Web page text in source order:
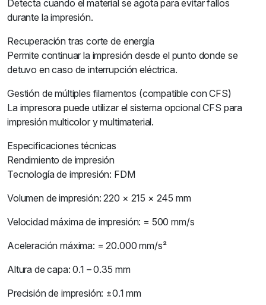
Detecta cuando el material se agota para evitar fallos
durante la impresión.
Recuperación tras corte de energía
Permite continuar la impresión desde el punto donde se
detuvo en caso de interrupción eléctrica.
Gestión de múltiples filamentos (compatible con CFS)
La impresora puede utilizar el sistema opcional CFS para
impresión multicolor y multimaterial.
Especificaciones técnicas
Rendimiento de impresión
Tecnología de impresión: FDM
Volumen de impresión: 220 × 215 × 245 mm
Velocidad máxima de impresión: = 500 mm/s
Aceleración máxima: = 20.000 mm/s²
Altura de capa: 0.1 – 0.35 mm
Precisión de impresión: ±0.1 mm